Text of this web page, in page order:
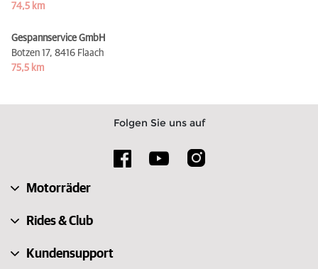
74,5 km
Gespannservice GmbH
Botzen 17, 8416 Flaach
75,5 km
Folgen Sie uns auf
Motorräder
Rides & Club
Kundensupport